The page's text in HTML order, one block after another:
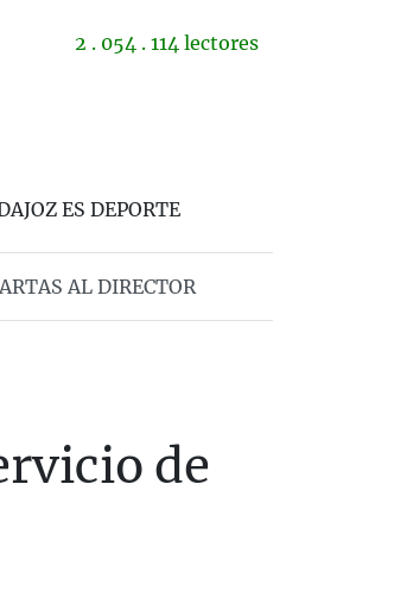
2 . 054 . 114 lectores
ES DEPORTE
AL DIRECTOR
de